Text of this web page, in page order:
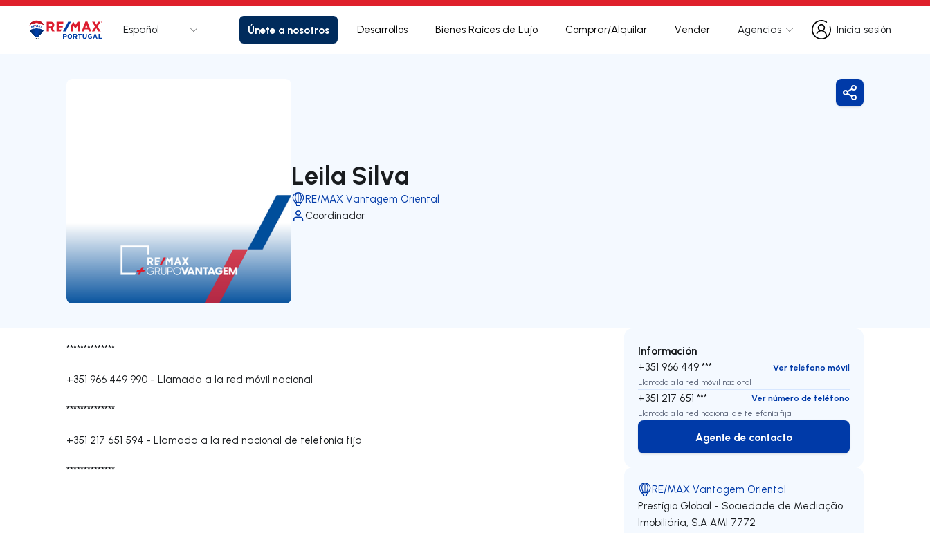
LogotipoIr a la página de inicio
Español Únete a nosotros Desarrollos Bienes Raíces de Lujo Comprar/Alquilar Vender Agencias
Inicia sesión
Inicia sesión
Leila Silva
RE/MAX Vantagem Oriental
Coordinador
Compartir
**************
+351 966 449 990 - Llamada a la red móvil nacional
**************
+351 217 651 594 - Llamada a la red nacional de telefonía fija
**************
Información
+351 966 449 ***
Ver teléfono móvil
Llamada a la red móvil nacional
+351 217 651 ***
Ver número de teléfono
Llamada a la red nacional de telefonía fija
Agente de contacto
Agente de contacto
RE/MAX Vantagem Oriental
Prestígio Global - Sociedade de Mediação
Imobiliária, S.A AMI 7772